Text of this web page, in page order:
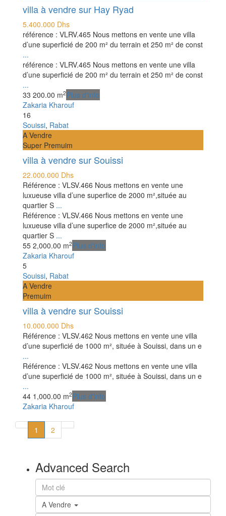
villa à vendre sur Hay Ryad
5.400.000 Dhs
référence : VLRV.465 Nous mettons en vente une villa
d’une superficié de 200 m² du terrain et 250 m² de const
...
référence : VLRV.465 Nous mettons en vente une villa
d’une superficié de 200 m² du terrain et 250 m² de const
...
33 200.00 m2Plus d'info
Zakaria Kharouf
16
Souissi, Rabat
A Vendre
Super Premuim
villa à vendre sur Souissi
22.000.000 Dhs
Référence : VLSV.466 Nous mettons en vente une
luxueuse villa d’une superfice de 2000 m²,située au
quartier S ...
Référence : VLSV.466 Nous mettons en vente une
luxueuse villa d’une superfice de 2000 m²,située au
quartier S ...
55 2,000.00 m2Plus d'info
Zakaria Kharouf
5
Souissi, Rabat
A Vendre
Premuim
villa à vendre sur Souissi
10.000.000 Dhs
Référence : VLSV.462 Nous mettons en vente une villa
d’une superficié de 1000 m², située à Souissi, dans un e
...
Référence : VLSV.462 Nous mettons en vente une villa
d’une superficié de 1000 m², située à Souissi, dans un e
...
44 1,000.00 m2Plus d'info
Zakaria Kharouf
1 2
Advanced Search
A Vendre